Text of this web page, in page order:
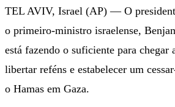
TEL AVIV, Israel (AP) — O
o primeiro-ministro israelense,
está fazendo o suficiente para chegar
libertar reféns e estabelecer um
o Hamas em Gaza.